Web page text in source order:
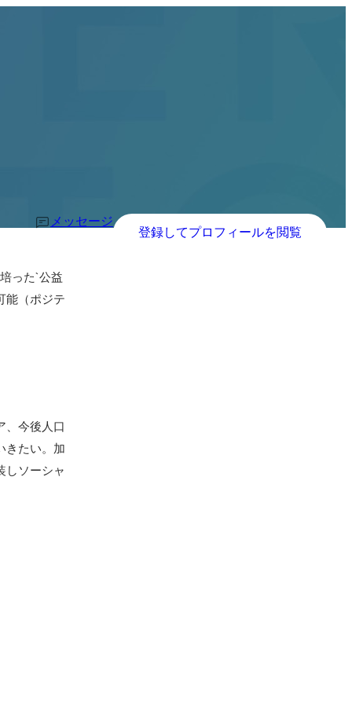
メッセージ
登録してプロフィールを閲覧
った`公益
能（ポジテ
、今後人口
きたい。加
しソーシャ